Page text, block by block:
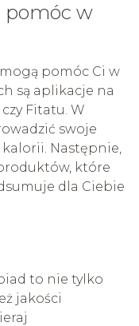
pomóc w
pomóc Ci w
są aplikacje na
Fitatu. W
swoje
Następnie,
które
dla Ciebie
to nie tylko
jakości